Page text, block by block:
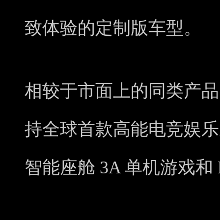
致体验的定制版车型。
相较于市面上的同类产
持全球首款高能电竞娱
智能座舱 3A 单机游戏和